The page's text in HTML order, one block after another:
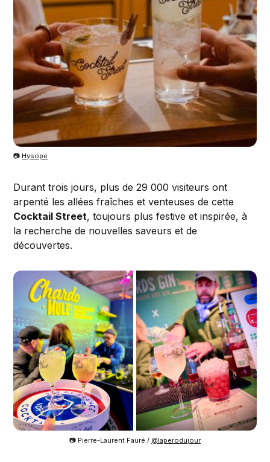
📷 Hysope
Durant trois jours, plus de 29 000 visiteurs ont
arpenté les allées fraîches et venteuses de cette
Cocktail Street, toujours plus festive et inspirée, à
la recherche de nouvelles saveurs et de
découvertes.
📷 Pierre-Laurent Fauré / @laperodujour